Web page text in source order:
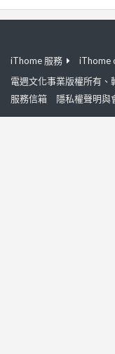
iThome 服務 iThome
電週文化事業版權所有
服務信箱
隱私權聲明與